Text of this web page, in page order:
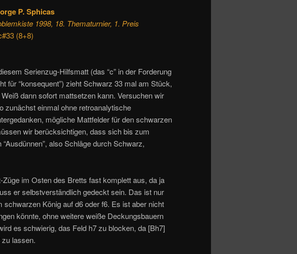
P. Sphicas
1998, 18. Thematurnier, 1. Preis
(8+8)
Serienzug-Hilfsmatt (das “c” in der Forderung
für “konsequent”) zieht Schwarz 33 mal am Stück,
dann sofort mattsetzen kann. Versuchen wir
zunächst einmal ohne retroanalytische
mögliche Mattfelder für den schwarzen
wir berücksichtigen, dass sich bis zum
also Schläge durch Schwarz,
im Osten des Bretts fast komplett aus, da ja
er selbstverständlich gedeckt sein. Das ist nur
König auf d6 oder f6. Es ist aber nicht
könnte, ohne weitere weiße Deckungsbauern
es schwierig, das Feld h7 zu blocken, da [Bh7]
lassen.